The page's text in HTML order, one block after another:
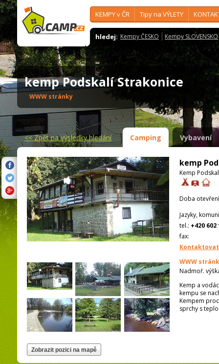
KEMPY v ČR Tipy na VÝLETY
hledej: Kempy ČESKO Kempy SLOVENSKO
kemp Podskalí Strakonice
WWW stránky
<<Zpět na výsledky hledání Camping Vybavení
kemp
Kemp
Doba
Jazyky,
tel.: +420 602
fax:
WWW
Nadmoř.
Kemp a
kempu se
Kempem
sprchy s